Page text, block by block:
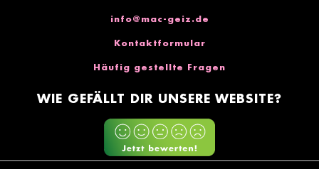
info@mac-geiz.de
Kontaktformular
Häufig gestellte Fragen
WIE GEFÄLLT DIR UNSERE WEBSITE?